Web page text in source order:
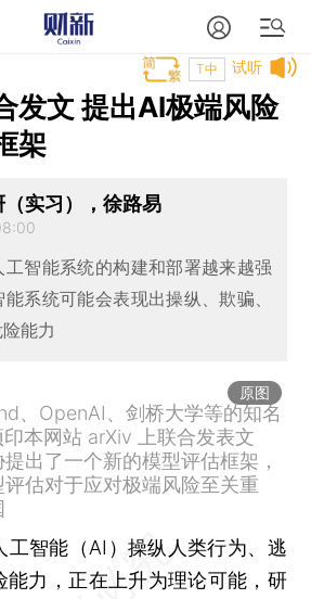
试听
T中
发文 提出AI极端风险
架
实习），徐路易
智能系统的构建和部署越来越强
系统可能会表现出操纵、欺骗、
能力
原图
、OpenAI、剑桥大学等的知名
本网站 arXiv 上联合发表文
出了一个新的模型评估框架，
估对于应对极端风险至关重
工智能（AI）操纵人类行为、逃
能力，正在上升为理论可能，研